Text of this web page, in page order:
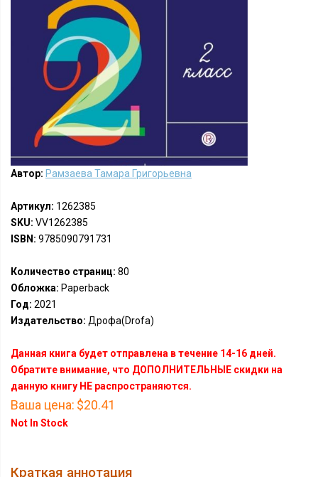
Автор: Рамзаева Тамара Григорьевна
Артикул: 1262385
SKU: VV1262385
ISBN: 9785090791731
Количество страниц: 80
Обложка: Paperback
Год: 2021
Издательство: Дрофа(Drofa)
Данная книга будет отправлена в течение 14-16 дней.
Обратите внимание, что ДОПОЛНИТЕЛЬНЫЕ скидки на
данную книгу НЕ распространяются.
Ваша цена: $20.41
Not In Stock
Краткая аннотация